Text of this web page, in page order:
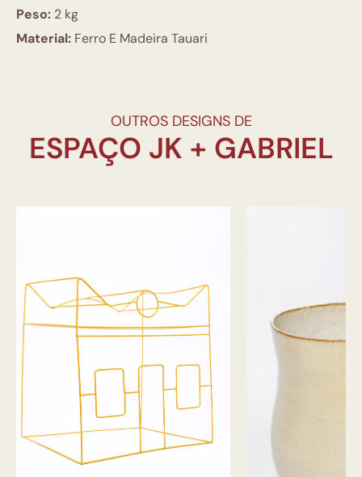
Peso: 2 kg
Material: Ferro E Madeira Tauari
OUTROS DESIGNS DE